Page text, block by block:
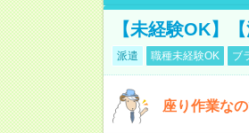
【未経験OK】
派遣 職種未経験OK ブ
座り作業な